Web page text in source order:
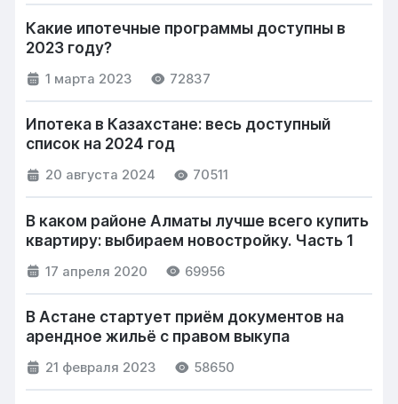
Какие ипотечные программы доступны в
2023 году?
1 марта 2023 72837
Ипотека в Казахстане: весь доступный
список на 2024 год
20 августа 2024 70511
В каком районе Алматы лучше всего купить
квартиру: выбираем новостройку. Часть 1
17 апреля 2020 69956
В Астане стартует приём документов на
арендное жильё с правом выкупа
21 февраля 2023 58650